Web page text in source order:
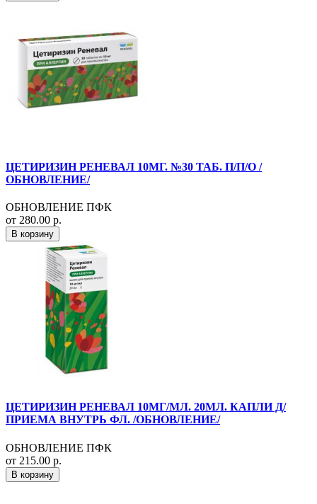
ЦЕТИРИЗИН РЕНЕВАЛ 10МГ. №30 ТАБ. П/П/О /
ОБНОВЛЕНИЕ/
ОБНОВЛЕНИЕ ПФК
от 280.00 р.
В корзину
ЦЕТИРИЗИН РЕНЕВАЛ 10МГ/МЛ. 20МЛ. КАПЛИ Д/
ПРИЕМА ВНУТРЬ ФЛ. /ОБНОВЛЕНИЕ/
ОБНОВЛЕНИЕ ПФК
от 215.00 р.
В корзину